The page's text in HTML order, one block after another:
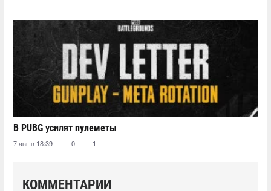
В PUBG усилят пулеметы
7 авг в 18:39 0 1
КОММЕНТАРИИ